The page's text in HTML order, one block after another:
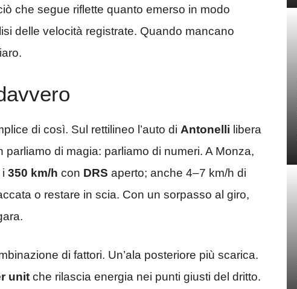
che segue riflette quanto emerso in modo
delle velocità registrate. Quando mancano
di così. Sul rettilineo l’auto di Antonelli libera
di magia: parliamo di numeri. A Monza,
350 km/h con DRS aperto; anche 4–7 km/h di
o restare in scia. Con un sorpasso al giro,
di fattori. Un’ala posteriore più scarica.
unit che rilascia energia nei punti giusti del dritto.